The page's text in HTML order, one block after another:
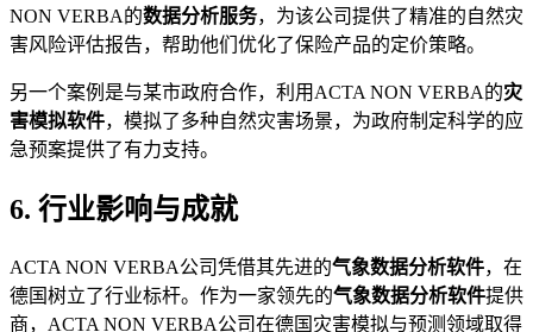
NON VERBA的数据分析服务，为该公司提供了精准的自然灾
害风险评估报告，帮助他们优化了保险产品的定价策略。
另一个案例是与某市政府合作，利用ACTA NON VERBA的灾
害模拟软件，模拟了多种自然灾害场景，为政府制定科学的应
急预案提供了有力支持。
6. 行业影响与成就
ACTA NON VERBA公司凭借其先进的气象数据分析软件，在
德国树立了行业标杆。作为一家领先的气象数据分析软件提供
商，ACTA NON VERBA公司在德国灾害模拟与预测领域取得